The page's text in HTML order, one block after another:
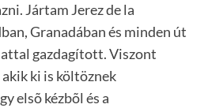
Jártam Jerez de la
Granadában és minden út
gazdagított. Viszont
ki is költöznek
elsõ kézbõl és a